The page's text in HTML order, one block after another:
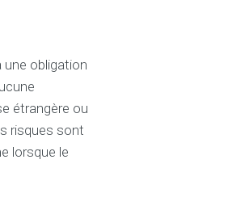
une obligation
étrangère ou
risques sont
lorsque le